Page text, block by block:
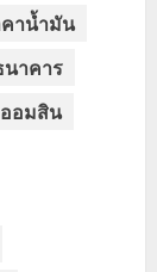
าน้ำมัน
าคาร
ออมสิน